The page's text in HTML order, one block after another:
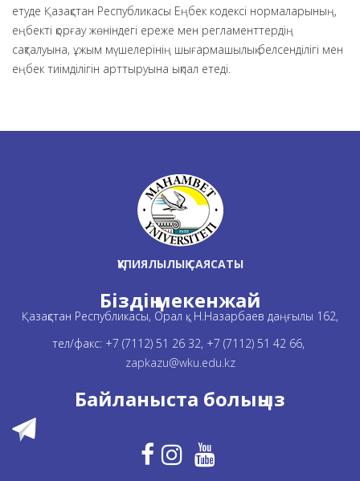
етуде Қазақстан Республикасы Еңбек кодексі нормаларының,
еңбекті қорғау жөніндегі ереже мен регламенттердің
сақталуына, ұжым мүшелерінің шығармашылық белсенділігі мен
еңбек тиімділігін арттыруына ықпал етеді.
ҚҰПИЯЛЫЛЫҚ САЯСАТЫ
Біздің мекенжай
Қазақстан Республикасы, Орал қ., Н.Назарбаев даңғылы 162,
тел/факс: +7 (7112) 51 26 32, +7 (7112) 51 42 66,
zapkazu@wku.edu.kz
Байланыста болыңыз